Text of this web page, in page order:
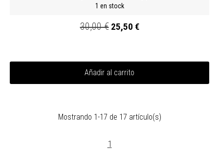
1 en stock
30,00 € 25,50 €
Añadir al carrito
Mostrando 1-17 de 17 artículo(s)
1